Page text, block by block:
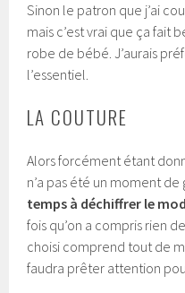
Sinon le patron que j’ai
mais c’est vrai que ça fait
robe de bébé. J’aurais
l’essentiel.
LA COUTURE
Alors forcément étant
n’a pas été un moment
temps à déchiffrer le
fois qu’on a compris rien
choisi comprend tout de
faudra prêter attention